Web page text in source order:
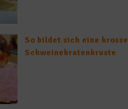
So bildet sich eine krosse
Schweinebratenkruste